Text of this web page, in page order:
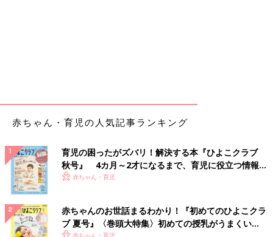
赤ちゃん・育児の人気記事ランキング
育児の困ったがズバリ！解決する本『ひよこクラブ
秋号』 4カ月～2才になるまで、育児に役立つ情報が
いっぱい！
赤ちゃん・育児
赤ちゃんのお世話まるわかり！『初めてのひよこクラ
ブ 夏号』〈巻頭大特集〉初めての授乳がうまくい
赤ちゃん・育児